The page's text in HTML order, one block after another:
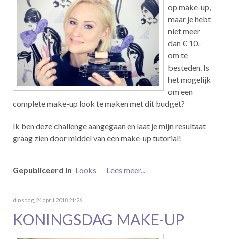
op make-up,
maar je hebt
niet meer
dan € 10,-
om te
besteden. Is
het mogelijk
om een
complete make-up look te maken met dit budget?
Ik ben deze challenge aangegaan en laat je mijn resultaat
graag zien door middel van een make-up tutorial!
Gepubliceerd in Looks Lees meer...
dinsdag, 24 april 2018 21:26
KONINGSDAG MAKE-UP